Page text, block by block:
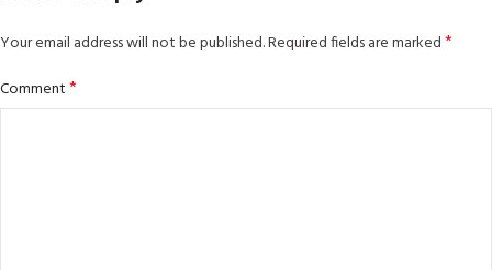
Your email address will not be published.Required fields are marked*
Comment*